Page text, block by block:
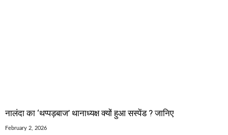
नालंदा का ‘थप्पड़बाज’ थानाध्यक्ष क्यों हुआ सस्पेंड ? जानिए
February 2, 2026